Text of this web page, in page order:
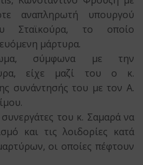
αναπληρωτή υπουργού
Σταϊκούρα, το οποίο
μάρτυρα.
σύμφωνα με την
είχε μαζί του ο κ.
συνάντησής του με τον Α.
του κ. Σαμαρά να
και τις λοιδορίες κατά
οι οποίες πέφτουν